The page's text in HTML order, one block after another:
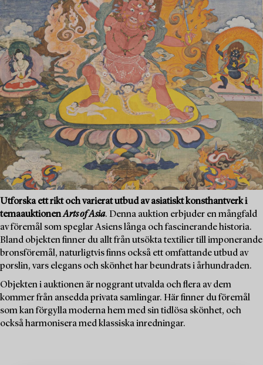
Utforska ett rikt och varierat utbud av asiatiskt konsthantverk i
temaauktionenArts of Asia. Denna auktion erbjuder en mångfald
av föremål som speglar Asiens långa och fascinerande historia.
Bland objekten finner du allt från utsökta textilier till imponerande
bronsföremål, naturligtvis finns också ett omfattande utbud av
porslin, vars elegans och skönhet har beundrats i århundraden.
Objekten i auktionen är noggrant utvalda och flera av dem
kommer från ansedda privata samlingar. Här finner du föremål
som kan förgylla moderna hem med sin tidlösa skönhet, och
också harmonisera med klassiska inredningar.